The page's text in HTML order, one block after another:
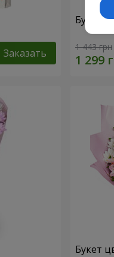
Заказать
Букет
1 443 грн
Букет